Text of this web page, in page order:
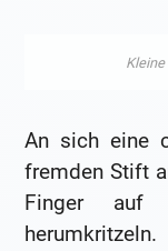
An sich eine
fremden Stift
Finger auf